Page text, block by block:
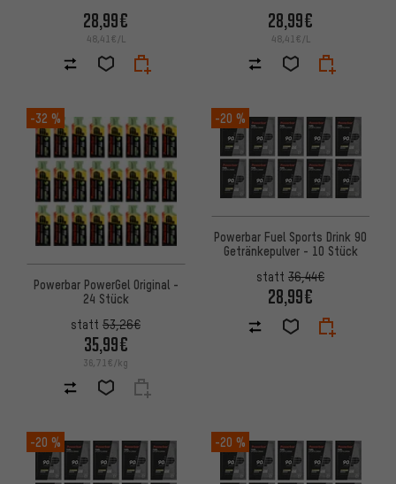
28,99€
48,41€/L
28,99€
48,41€/L
-32 %
Powerbar PowerGel Original -
24 Stück
statt 53,26€
35,99€
36,71€/kg
-20 %
Powerbar Fuel Sports Drink 90
Getränkepulver - 10 Stück
statt 36,44€
28,99€
-20 % -20 %